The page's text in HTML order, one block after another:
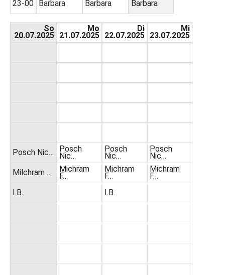
23-00 Barbara Barbara Barbara
So
20.07.2025
Posch Nic…
Milchram …
I.B.
Mo
21.07.2025
Posch
Nic…
Michram
F…
Di
22.07.2025
Posch
Nic…
Michram
F…
I.B.
Mi
23.07.2025
Posch
Nic…
Michram
F…